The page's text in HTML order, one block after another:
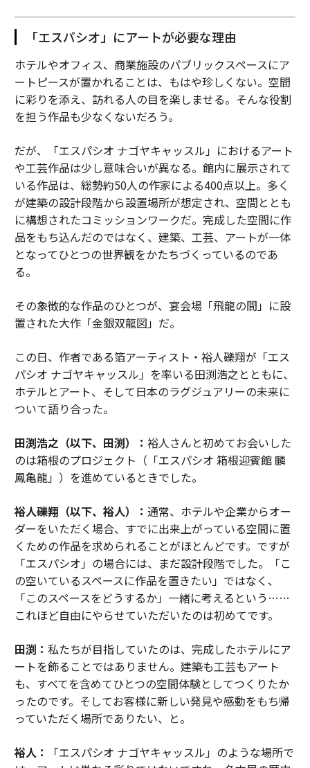
「エスパシオ」にアートが必要な理由
ホテルやオフィス、商業施設のパブリックスペースにア
ートピースが置かれることは、もはや珍しくない。空間
に彩りを添え、訪れる人の目を楽しませる。そんな役割
を担う作品も少なくないだろう。
だが、「エスパシオ ナゴヤキャッスル」におけるアート
や工芸作品は少し意味合いが異なる。館内に展示されて
いる作品は、総勢約50人の作家による400点以上。多く
が建築の設計段階から設置場所が想定され、空間ととも
に構想されたコミッションワークだ。完成した空間に作
品をもち込んだのではなく、建築、工芸、アートが一体
となってひとつの世界観をかたちづくっているのであ
る。
その象徴的な作品のひとつが、宴会場「飛龍の間」に設
置された大作「金銀双龍図」だ。
この日、作者である箔アーティスト・裕人礫翔が「エス
パシオ ナゴヤキャッスル」を率いる田渕浩之とともに、
ホテルとアート、そして日本のラグジュアリーの未来に
ついて語り合った。
田渕浩之（以下、田渕）： 裕人さんと初めてお会いした
のは箱根のプロジェクト（「エスパシオ 箱根迎賓館 麟
鳳亀龍」）を進めているときでした。
裕人礫翔（以下、裕人）： 通常、ホテルや企業からオー
ダーをいただく場合、すでに出来上がっている空間に置
くための作品を求められることがほとんどです。ですが
「エスパシオ」の場合には、まだ設計段階でした。「こ
の空いているスペースに作品を置きたい」ではなく、
「このスペースをどうするか」一緒に考えるという……
これほど自由にやらせていただいたのは初めてです。
田渕： 私たちが目指していたのは、完成したホテルにア
ートを飾ることではありません。建築も工芸もアート
も、すべてを含めてひとつの空間体験としてつくりたか
ったのです。そしてお客様に新しい発見や感動をもち帰
っていただく場所でありたい、と。
裕人：
「エスパシオ ナゴヤキャッスル」のような場所で